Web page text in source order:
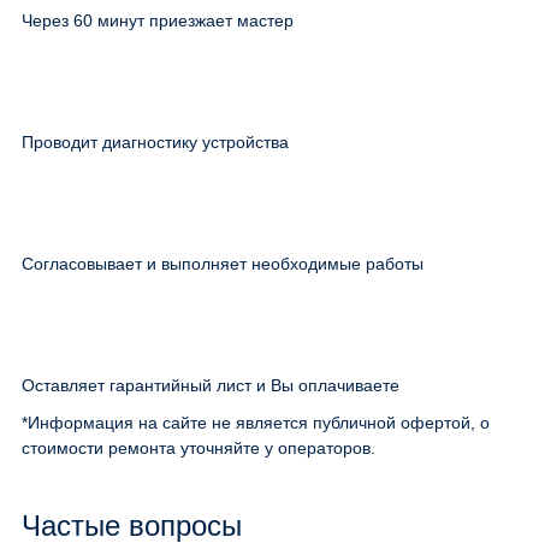
Через 60 минут приезжает мастер
Проводит диагностику устройства
Согласовывает и выполняет необходимые работы
Оставляет гарантийный лист и Вы оплачиваете
*Информация на сайте не является публичной офертой, о
стоимости ремонта уточняйте у операторов.
Частые вопросы